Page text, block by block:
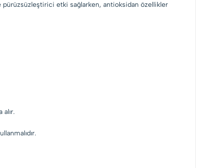
pürüzsüzleştirici etki sağlarken, antioksidan özellikler
alır.